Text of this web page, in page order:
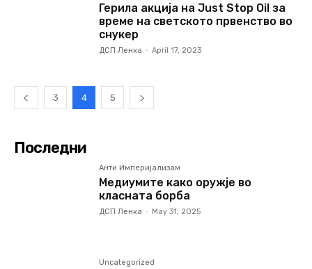
Герила акција на Just Stop Oil за
време на светското првенство во
снукер
ДСП Ленка - April 17, 2023
3 4 5
Последни
Анти Империјализам
Медиумите како оружје во
класната борба
ДСП Ленка - May 31, 2025
Uncategorized